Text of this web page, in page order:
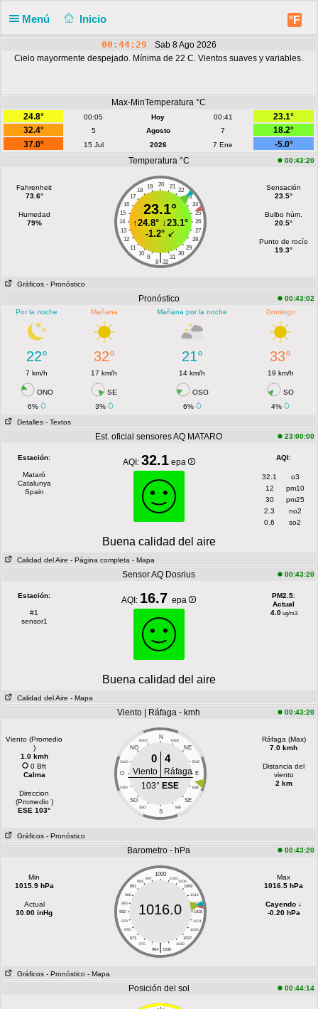
Menú Inicio °F
00:44:29
Sab 8 Ago 2026
Cielo mayormente despejado. Mínima de 22 C. Vientos suaves y variables.
Max-MinTemperatura °C
24.8°
00:05 Hoy 00:41
23.1°
32.4°
5 Agosto 7
18.2°
37.0°
15 Jul 2026 7 Ene
-5.0°
Temperatura °C
00:43:20
Fahrenheit
73.6°
Humedad
79%
20
19 21
18
22
17
23
16
24
15
25
14
26
13
27
12
28
11
29
10
30
9 31
|
8 32
23.1°
↑24.8°↓23.1°
-1.2°↙
Sensación
23.5°
Bulbo húm.
20.5°
Punto de rocío
19.3°
Gráficos - Pronóstico
Pronóstico
00:43:02
Por la noche
Mañana Mañana por la noche Domingo
22° 32° 21° 33°
7 km/h 17 km/h 14 km/h 19 km/h
ONO SE OSO
SO
6%
3% 6%
4%
Detalles - Textos
Est. oficial sensores AQ MATARO 23:00:00
Estación:
Mataró
Catalunya
Spain
AQI: 32.1 epa AQI:
32.1
o3
12
pm10
30
pm25
2.3
no2
0.6
so2
Buena calidad del aire
Calidad del Aire - Página completa - Mapa
Sensor AQ Dosrius 00:43:20
Estación:
#1
sensor1
AQI: 16.7epa PM2.5:
Actual
4.0ug/m3
Buena calidad del aire
Calidad del Aire - Mapa
Viento | Ráfaga - kmh 00:43:20
Viento (Promedio
)
1.0 kmh
0 Bft
Calma
Direccion
(Promedio )
ESE 103°
N
NNO NNE
NO NE
ONO ENE
O E
OSO ESE
SO SE
SSO SSE
S
0 4
Viento
Ráfaga
103° ESE
Ráfaga (Max)
7.0 kmh
Distancia del
viento
2 km
Gráficos - Pronóstico
Barometro - hPa 00:43:20
Min
1015.9 hPa
Actual
30.00 inHg
1000
997 1003
994
1006
991
1009
988
1012
985
1015
982
1018
979
1021
976
1024
973
1027
970
1030
|
964 1036
1016.0
Max
1016.5 hPa
Cayendo ↓
-0.20 hPa
Gráficos - Pronóstico - Mapa
Posición del sol 00:44:14